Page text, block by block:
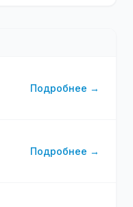
Подробнее →
Подробнее →